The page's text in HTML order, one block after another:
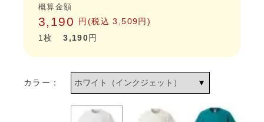
概算金額
3,190 円(税込3,509円 )
1枚
3,190円
カラー：